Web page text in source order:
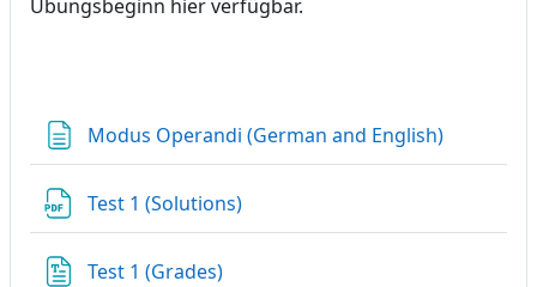
Übungsbeginn hier verfügbar.
Modus Operandi (German and English)Textseite
Test 1 (Solutions)
Test 1 (Grades)